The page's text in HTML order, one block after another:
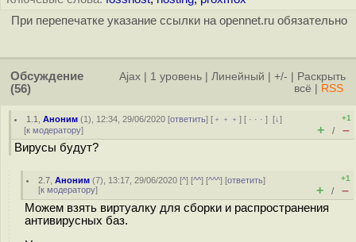
При перепечатке указание ссылки на opennet.ru обязательно
Обсуждение
(56)
Ajax 1 уровень Линейный +/-
Раскрыть
всё
RSS
1.1 ,Аноним (1), 12:34, 29/06/2020 [ответить] [ ﹢﹢﹢] [ · · ·][↓]
[к модератору]
+1
+ / –
Вирусы будут?
2.7 ,Аноним (7), 13:17, 29/06/2020 [^] [^^] [^^^] [ответить]
[к модератору]
+1
+ / –
Можем взять виртуалку для сборки и распространения
антивирусных баз.